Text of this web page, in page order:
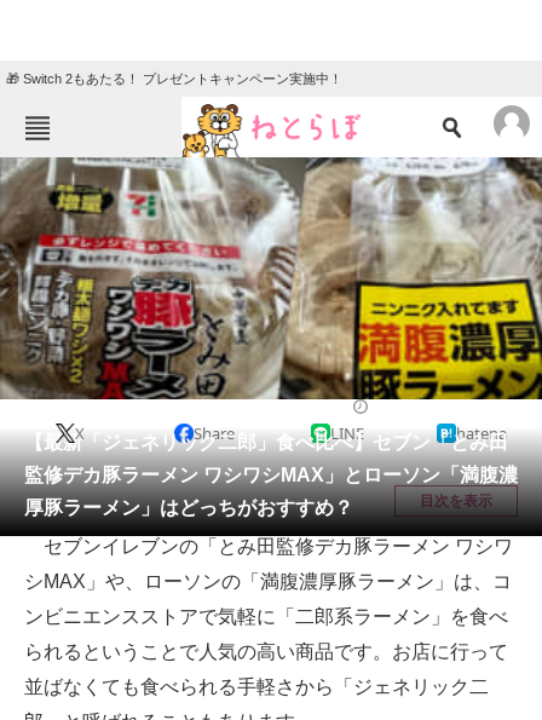
🎁 Switch 2もあたる！ プレゼントキャンペーン実施中！
ねとらぼメニュー
ニュース
エンタメ クイズ
グルメ 地域
住まい 教育・育児
動物 リサーチ
会員記事
メディア
注目記事を集めた総合ページ
ITの今と未来を見通す
スマホと通信の最新トレンド
進化するPCとデバイスの未来
【最新「ジェネリック二郎」食べ比べ】セブン「とみ田
監修デカ豚ラーメン ワシワシMAX」とローソン「満腹濃
厚豚ラーメン」はどっちがおすすめ？
X Share LINE hatena
目次を表示
セブンイレブンの「とみ田監修デカ豚ラーメン ワシワ
シMAX」や、ローソンの「満腹濃厚豚ラーメン」は、コ
ンビニエンスストアで気軽に「二郎系ラーメン」を食べ
られるということで人気の高い商品です。お店に行って
並ばなくても食べられる手軽さから「ジェネリック二